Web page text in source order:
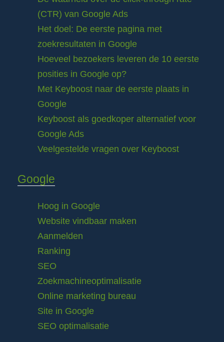
(CTR) van Google Ads
Het doel: De eerste pagina met
zoekresultaten in Google
Hoeveel bezoekers leveren de 10 eerste
posities in Google op?
Met Keyboost naar de eerste plaats in
Google
Keyboost als goedkoper alternatief voor
Google Ads
Veelgestelde vragen over Keyboost
Google
Hoog in Google
Website vindbaar maken
Aanmelden
Ranking
SEO
Zoekmachineoptimalisatie
Online marketing bureau
Site in Google
SEO optimalisatie